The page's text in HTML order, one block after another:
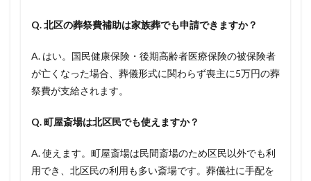
Q. 北区の葬祭費補助は家族葬でも申請できますか？
A. はい。国民健康保険・後期高齢者医療保険の被保険者
が亡くなった場合、葬儀形式に関わらず喪主に5万円の葬
祭費が支給されます。
Q. 町屋斎場は北区民でも使えますか？
A. 使えます。町屋斎場は民間斎場のため区民以外でも利
用でき、北区民の利用も多い斎場です。葬儀社に手配を